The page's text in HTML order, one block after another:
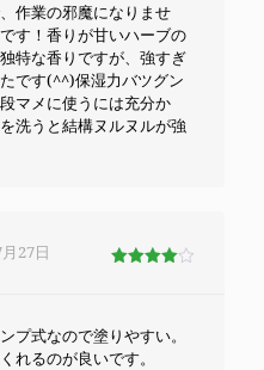
作業の邪魔になりませ
す！香りが甘いハーブの
特な香りですが、強すぎ
です(^^)保湿力バツグン
マメに使うには充分か
洗うと結構ヌルヌルが強
27日
プ式なので塗りやすい。
れるのが良いです。